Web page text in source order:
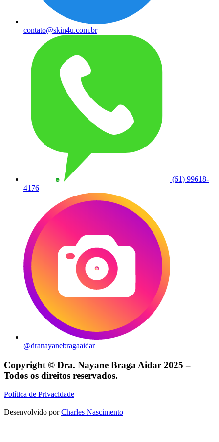
contato@skin4u.com.br
(61) 99618-
4176
@dranayanebragaaidar
Copyright © Dra. Nayane Braga Aidar 2025 –
Todos os direitos reservados.
Política de Privacidade
Desenvolvido porCharles Nascimento